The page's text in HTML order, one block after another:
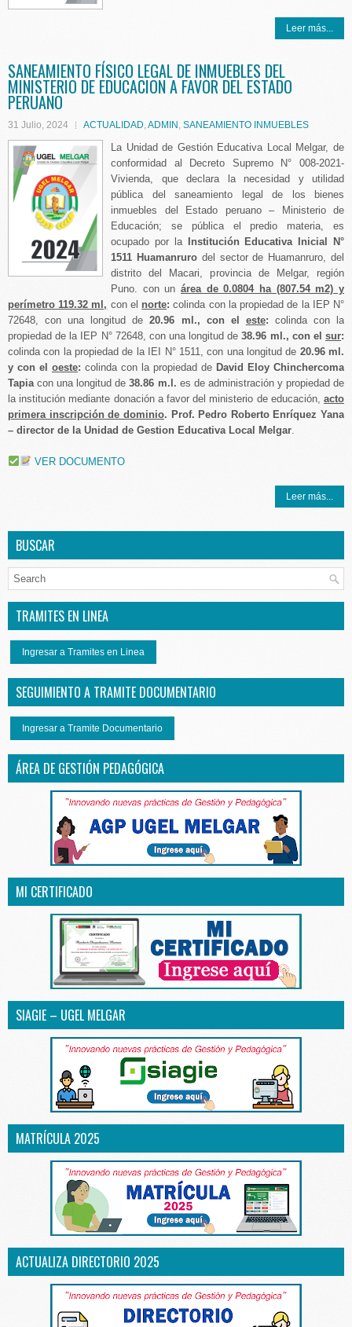
Leer más...
SANEAMIENTO FÍSICO LEGAL DE INMUEBLES DEL
MINISTERIO DE EDUCACION A FAVOR DEL ESTADO
PERUANO
31 Julio, 2024 ACTUALIDAD,ADMIN , SANEAMIENTO INMUEBLES
La Unidad de Gestión Educativa Local Melgar, de
conformidad al Decreto Supremo N° 008-2021-
Vivienda, que declara la necesidad y utilidad
pública del saneamiento legal de los bienes
inmuebles del Estado peruano – Ministerio de
Educación; se pública el predio materia, es
ocupado por la
Institución Educativa Inicial N°
1511 Huamanruro del sector de Huamanruro, del
distrito del Macari, provincia de Melgar, región
Puno. con un área de 0.0804 ha (807.54 m2) y
perímetro 119.32 ml, con el norte:colinda con la propiedad de la IEP N°
72648, con una longitud de20.96 ml., con el este: colinda con la
propiedad de la IEP N° 72648, con una longitud de38.96 ml., con elsur:
colinda con la propiedad de la IEI N° 1511, con una longitud de 20.96 ml.
y con el oeste: colinda con la propiedad de David Eloy Chinchercoma
Tapia con una longitud de38.86 m.l. es de administración y propiedad de
la institución mediante donación a favor del ministerio de educación, acto
primera inscripción de dominio. Prof. Pedro Roberto Enríquez Yana
– director de la Unidad de Gestion Educativa Local Melgar
VER DOCUMENTO
Leer más...
BUSCAR
TRAMITES EN LINEA
Ingresar a Tramites en Linea
SEGUIMIENTO A TRAMITE DOCUMENTARIO
Ingresar a Tramite Documentario
ÁREA DE GESTIÓN PEDAGÓGICA
MI CERTIFICADO
SIAGIE – UGEL MELGAR
MATRÍCULA 2025
ACTUALIZA DIRECTORIO 2025